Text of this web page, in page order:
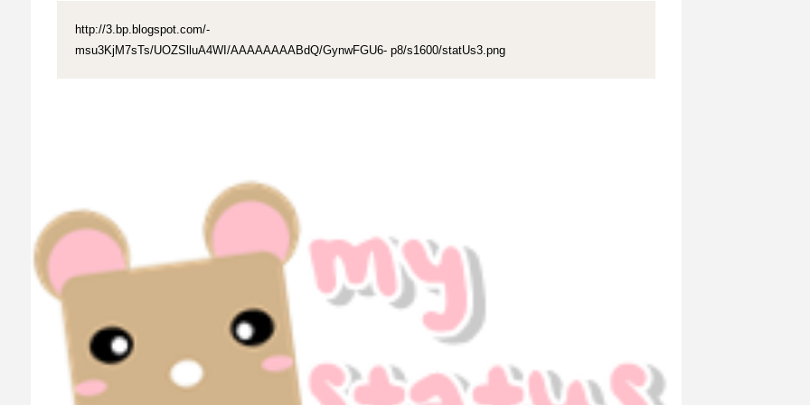
http://3.bp.blogspot.com/-
msu3KjM7sTs/UOZSlluA4WI/AAAAAAAABdQ/GynwFGU6- p8/s1600/statUs3.png